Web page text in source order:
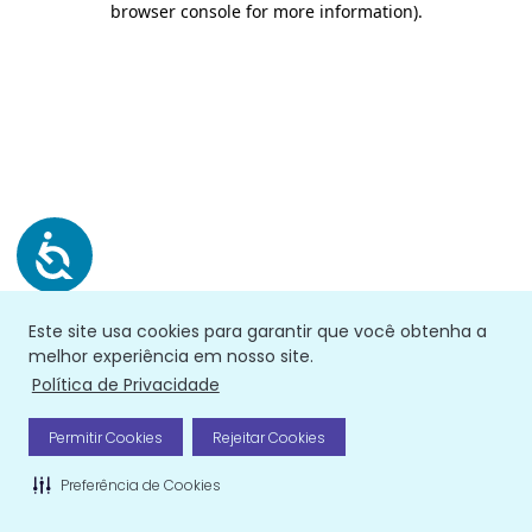
Este site usa cookies para garantir que você obtenha a
melhor experiência em nosso site.
Política de Privacidade
Permitir Cookies Rejeitar Cookies
Preferência de Cookies
browser console for more information).